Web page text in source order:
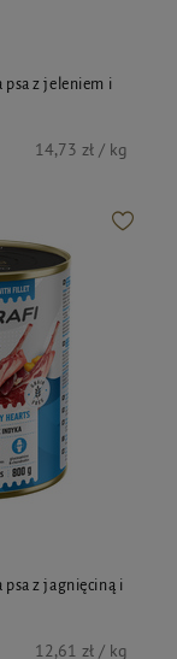
psa z jeleniem i
14,73 zł / kg
z jagnięciną i
12,61 zł / kg